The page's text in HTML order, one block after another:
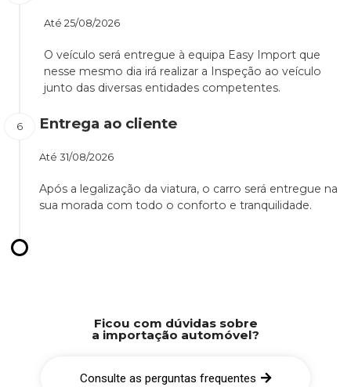
Até 25/08/2026
O veículo será entregue à equipa Easy Import que
nesse mesmo dia irá realizar a Inspeção ao veículo
junto das diversas entidades competentes.
Entrega ao cliente
Até 31/08/2026
Após a legalização da viatura, o carro será entregue na
sua morada com todo o conforto e tranquilidade.
Ficou com dúvidas sobre
a importação automóvel?
Consulte as perguntas frequentes